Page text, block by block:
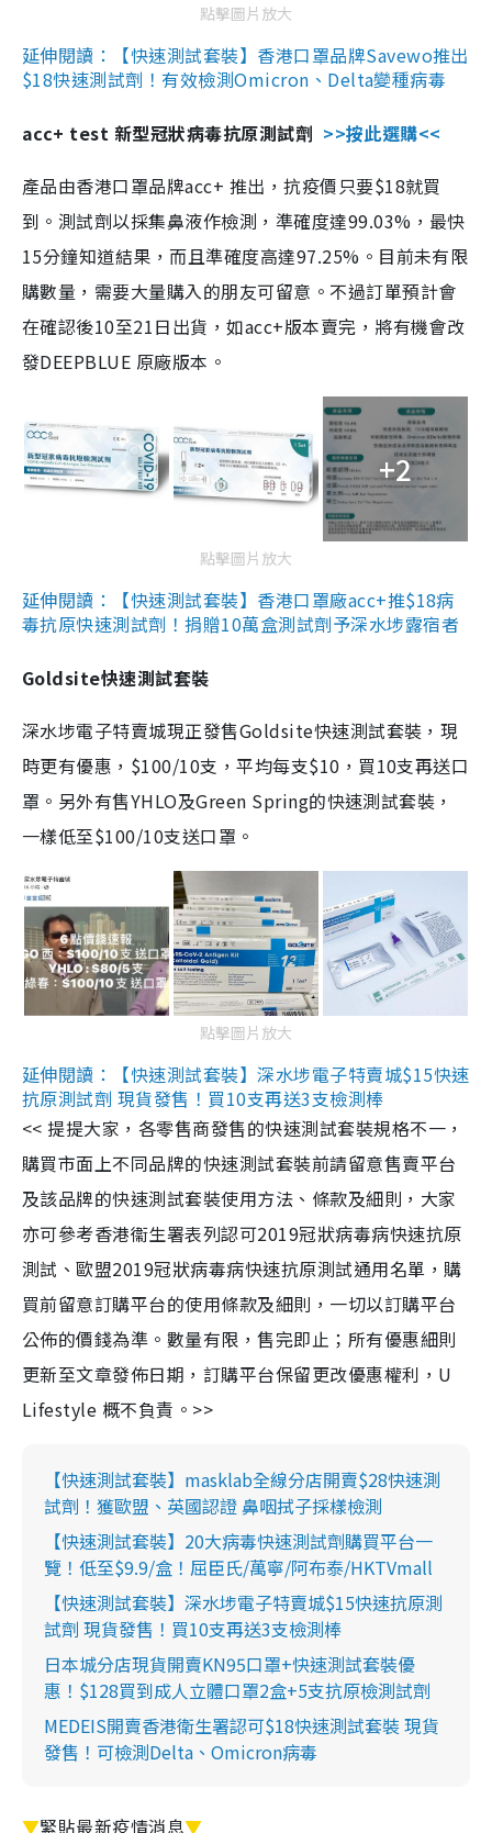
點擊圖片放大
延伸閱讀：【快速測試套裝】香港口罩品牌Savewo推出
$18快速測試劑！有效檢測Omicron、Delta變種病毒
acc+ test 新型冠狀病毒抗原測試劑 >>按此選購<<
產品由香港口罩品牌acc+ 推出，抗疫價只要$18就買
到。測試劑以採集鼻液作檢測，準確度達99.03%，最快
15分鐘知道結果，而且準確度高達97.25%。目前未有限
購數量，需要大量購入的朋友可留意。不過訂單預計會
在確認後10至21日出貨，如acc+版本賣完，將有機會改
發DEEPBLUE 原廠版本。
+2
點擊圖片放大
延伸閱讀：【快速測試套裝】香港口罩廠acc+推$18病
毒抗原快速測試劑！捐贈10萬盒測試劑予深水埗露宿者
Goldsite快速測試套裝
深水埗電子特賣城現正發售Goldsite快速測試套裝，現
時更有優惠，$100/10支，平均每支$10，買10支再送口
罩。另外有售YHLO及Green Spring的快速測試套裝，
一樣低至$100/10支送口罩。
點擊圖片放大
延伸閱讀：【快速測試套裝】深水埗電子特賣城$15快速
抗原測試劑 現貨發售！買10支再送3支檢測棒
<< 提提大家，各零售商發售的快速測試套裝規格不一，
購買市面上不同品牌的快速測試套裝前請留意售賣平台
及該品牌的快速測試套裝使用方法、條款及細則，大家
亦可參考香港衞生署表列認可2019冠狀病毒病快速抗原
測試、歐盟2019冠狀病毒病快速抗原測試通用名單，購
買前留意訂購平台的使用條款及細則，一切以訂購平台
公佈的價錢為準。數量有限，售完即止；所有優惠細則
更新至文章發佈日期，訂購平台保留更改優惠權利，U
Lifestyle 概不負責。>>
【快速測試套裝】masklab全線分店開賣$28快速測
試劑！獲歐盟、英國認證 鼻咽拭子採樣檢測
【快速測試套裝】20大病毒快速測試劑購買平台一
覽！低至$9.9/盒！屈臣氏/萬寧/阿布泰/HKTVmall
【快速測試套裝】深水埗電子特賣城$15快速抗原測
試劑 現貨發售！買10支再送3支檢測棒
日本城分店現貨開賣KN95口罩+快速測試套裝優
惠！$128買到成人立體口罩2盒+5支抗原檢測試劑
MEDEIS開賣香港衛生署認可$18快速測試套裝 現貨
發售！可檢測Delta、Omicron病毒
▼緊貼最新疫情消息▼